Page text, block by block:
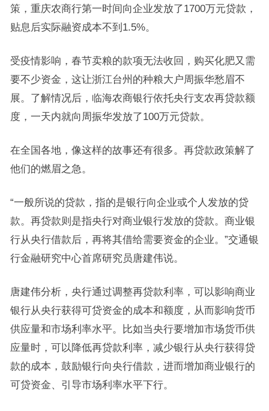
策，重庆农商行第一时间向企业发放了1700万元贷款，
贴息后实际融资成本不到1.5%。
受疫情影响，春节卖粮的款项无法收回，购买化肥又需
要不少资金，这让浙江台州的种粮大户周振华愁眉不
展。了解情况后，临海农商银行依托央行支农再贷款额
度，一天内就向周振华发放了100万元贷款。
在全国各地，像这样的故事还有很多。再贷款政策解了
他们的燃眉之急。
“一般所说的贷款，指的是银行向企业或个人发放的贷
款。再贷款则是指央行对商业银行发放的贷款。商业银
行从央行借款后，再将其借给需要资金的企业。”交通银
行金融研究中心首席研究员唐建伟说。
唐建伟分析，央行通过调整再贷款利率，可以影响商业
银行从央行获得可贷资金的成本和额度，从而影响货币
供应量和市场利率水平。比如当央行要增加市场货币供
应量时，可以降低再贷款利率，减少银行从央行获得贷
款的成本，鼓励银行向央行借款，进而增加商业银行的
可贷资金、引导市场利率水平下行。